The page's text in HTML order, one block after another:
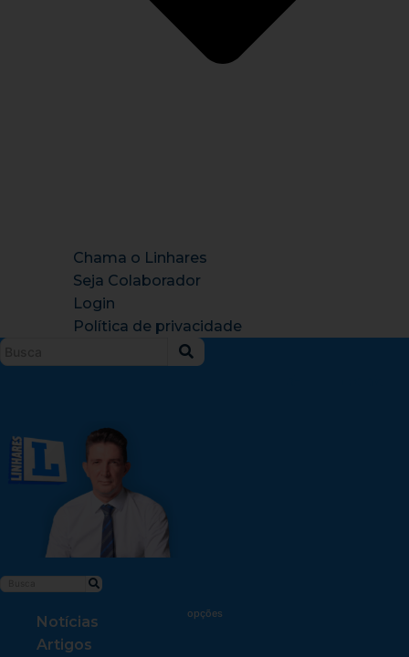
Chama o Linhares
Seja Colaborador
Login
Política de privacidade
Notícias
Artigos